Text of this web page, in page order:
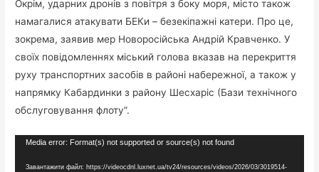
Окрім, ударних дронів з повітря з боку моря, місто також
намагалися атакувати БЕКи – безекіпажні катери. Про це,
зокрема, заявив мер Новоросійська Андрій Кравченко. У
своїх повідомленнях міський голова вказав на перекриття
руху транспортних засобів в районі набережної, а також у
напрямку Кабардинки з району Шесхаріс (Бази технічного
обслуговування флоту”.
Відеопрогравач
Media error: Format(s) not supported or source(s) not found
Завантажити файл: https://videocdnl.luxnet.ua/tv24/resources/videos/2026/03/3019514-